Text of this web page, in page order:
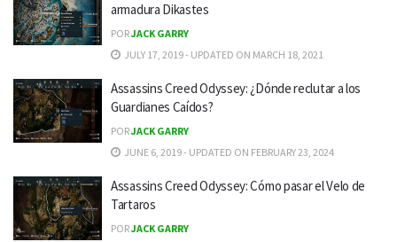
armadura Dikastes
PORJACK GARRY
JULY 17, 2019 - UPDATED ON MARCH 18, 2021
Assassins Creed Odyssey: ¿Dónde reclutar a los
Guardianes Caídos?
PORJACK GARRY
JUNE 6, 2019 - UPDATED ON FEBRUARY 23, 2024
Assassins Creed Odyssey: Cómo pasar el Velo de
Tartaros
PORJACK GARRY